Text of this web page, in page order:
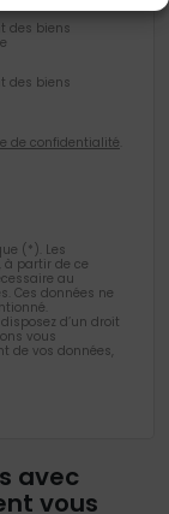
des biens
des biens
de confidentialité
(*). Les
à partir de ce
au
Ces données ne
d’un droit
vous
de vos données,
avec
vous